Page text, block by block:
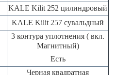
KALE Kilit 252 цилиндровый
KALE Kilit 257 сувальдный
3 контура уплотнения ( вкл.
Магнитный)
Есть
Черная квадратная